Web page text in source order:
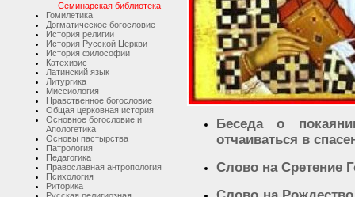
Семинарская библиотека
Гомилетика
Догматическое богословие
История религии
История Русской Церкви
История философии
Катехизис
Латинский язык
Литургика
Миссиология
Нравственное богословие
Общая церковная история
Основное богословие и
Апологетика
Основы пастырства
Патрология
Педагогика
Православная антропология
Психология
Риторика
Беседа о
отчаиваться в
Слово на Сретение